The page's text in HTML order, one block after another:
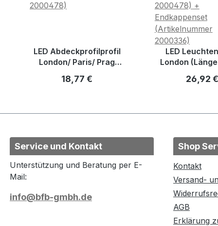
LED Abdeckprofilprofil
London/ Paris/ Prag
-Zuschnitt 2,5m+0,5m)
Regulärer Preis:
18,77 €
LED
London
26,92 €
Service und Kontakt
Unterstützung und Beratung per E-
Mail:
info@bfb-gmbh.de
Shop
Kontakt
Versand-
AGB
Erklärung